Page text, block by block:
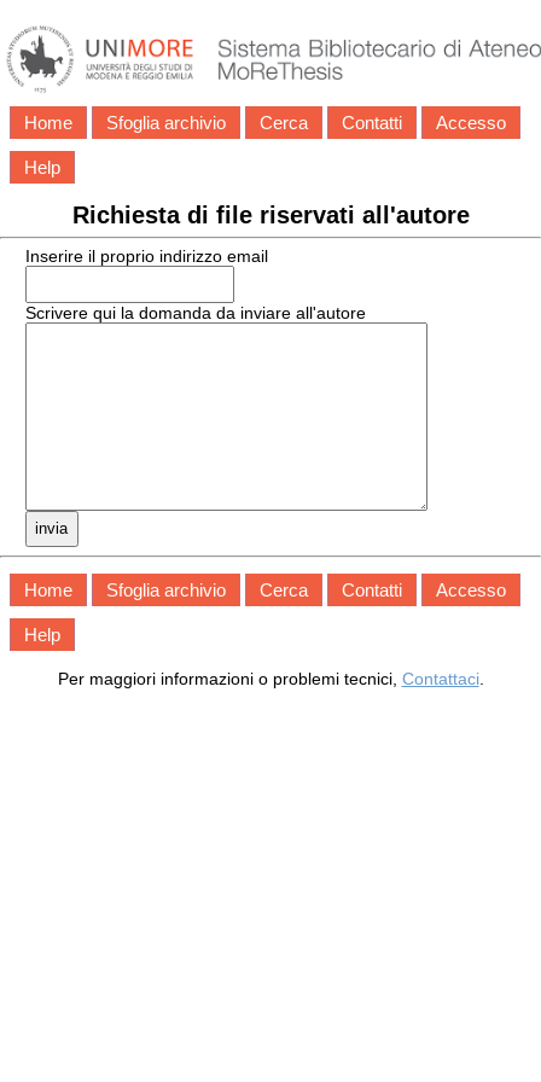
Home Sfoglia archivio Cerca Contatti Accesso
Help
Richiesta di file riservati all'autore
Inserire il proprio indirizzo email
Scrivere qui la domanda da inviare all'autore
Home Sfoglia archivio Cerca Contatti Accesso
Help
Per maggiori informazioni o problemi tecnici, Contattaci.